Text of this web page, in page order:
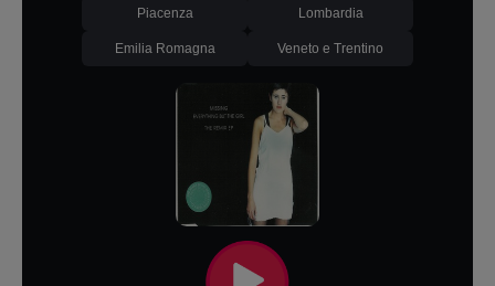
Piacenza Lombardia
Emilia Romagna Veneto e Trentino